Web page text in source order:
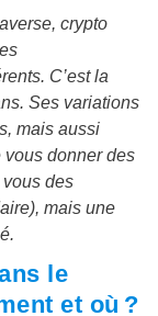
crypto
C’est la
Ses variations
mais aussi
vous donner des
des
mais une
le
et où ?